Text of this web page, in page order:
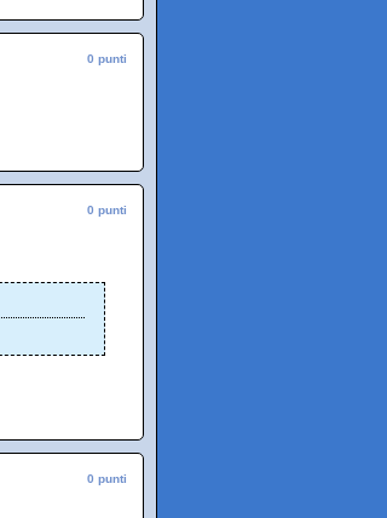
0 punti
0 punti
0 punti